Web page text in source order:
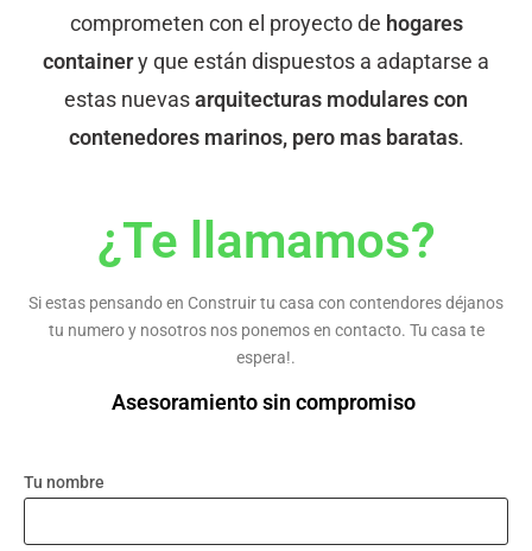
comprometen con el proyecto de hogares
containery que están dispuestos a adaptarse a
estas nuevasarquitecturas modulares con
contenedores marinos, pero mas baratas.
¿Te llamamos?
Si estas pensando en Construir tu casa con contendores déjanos
tu numero y nosotros nos ponemos en contacto. Tu casa te
espera!.
Asesoramiento sin compromiso
Tu nombre